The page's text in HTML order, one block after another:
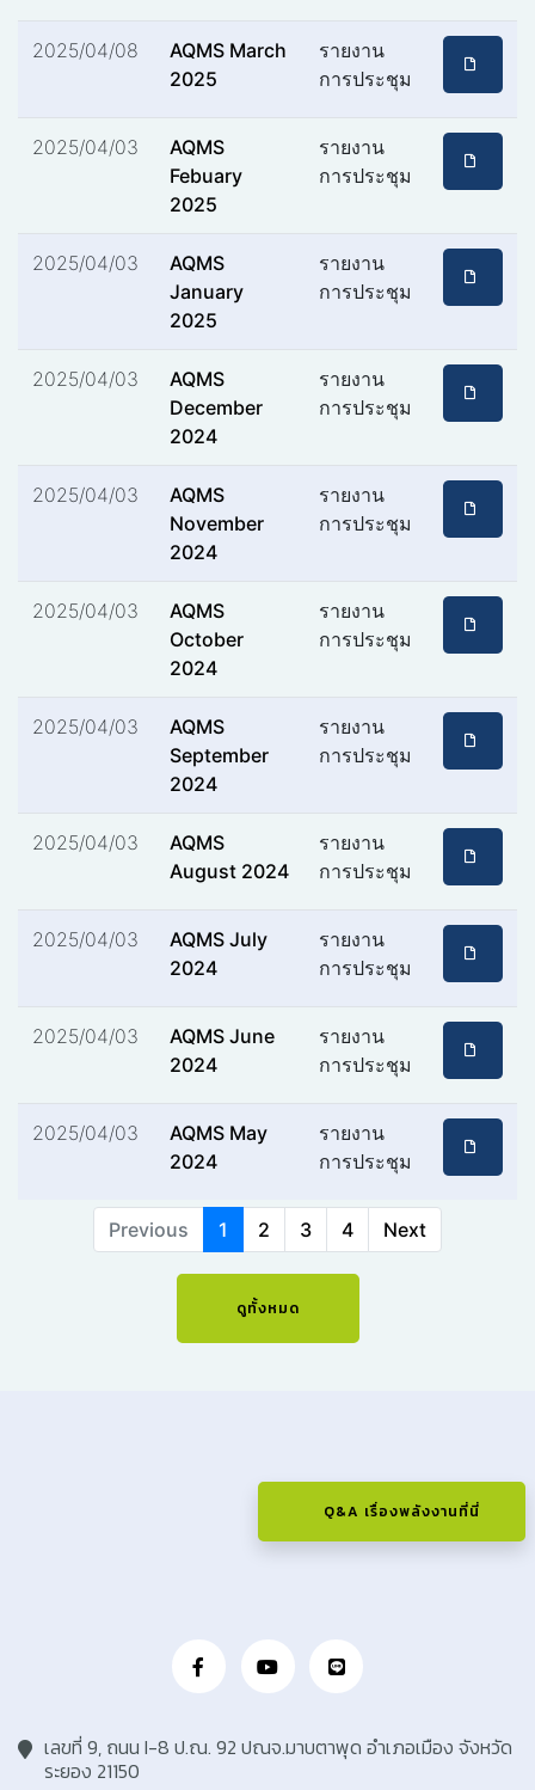
2025/04/08
AQMS March
2025
รายงาน
การประชุม
2025/04/03
AQMS
Febuary
2025
รายงาน
การประชุม
2025/04/03
AQMS
January
2025
รายงาน
การประชุม
2025/04/03
AQMS
December
2024
รายงาน
การประชุม
2025/04/03
AQMS
November
2024
รายงาน
การประชุม
2025/04/03
AQMS
October
2024
รายงาน
การประชุม
2025/04/03
AQMS
September
2024
รายงาน
การประชุม
2025/04/03
AQMS
August 2024
รายงาน
การประชุม
2025/04/03
AQMS July
2024
รายงาน
การประชุม
2025/04/03
AQMS June
2024
รายงาน
การประชุม
2025/04/03
AQMS May
2024
รายงาน
การประชุม
Previous 1 2 3 4 Next
ดูทั้งหมด
Q&A เรื่องพลังงานที่นี่
เลขที่ 9, ถนน I-8 ป.ณ. 92 ปณจ.มาบตาพุด อำเภอเมือง จังหวัด
ระยอง 21150